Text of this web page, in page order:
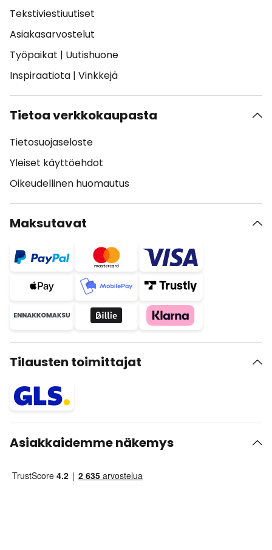
Tekstiviestiuutiset
Asiakasarvostelut
Työpaikat | Uutishuone
Inspiraatiota | Vinkkejä
Tietoa verkkokaupasta
Tietosuojaseloste
Yleiset käyttöehdot
Oikeudellinen huomautus
Maksutavat
Tilausten toimittajat
Asiakkaidemme näkemys